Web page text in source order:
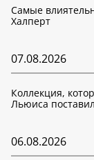
Самые
Халперт
07.08.2026
Коллекция,
Льюиса
06.08.2026